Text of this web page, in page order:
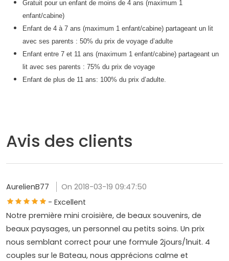
Gratuit pour un enfant de moins de 4 ans (maximum 1
enfant/cabine)
Enfant de 4 à 7 ans (maximum 1 enfant/cabine) partageant un lit
avec ses parents : 50% du prix de voyage d’adulte
Enfant entre 7 et 11 ans (maximum 1 enfant/cabine) partageant un
lit avec ses parents : 75% du prix de voyage
Enfant de plus de 11 ans: 100% du prix d’adulte.
Avis des clients
AurelienB77
On 2018-03-19 09:47:50
- Excellent
Notre première mini croisière, de beaux souvenirs, de
beaux paysages, un personnel au petits soins. Un prix
nous semblant correct pour une formule 2jours/1nuit. 4
couples sur le Bateau, nous apprécions calme et